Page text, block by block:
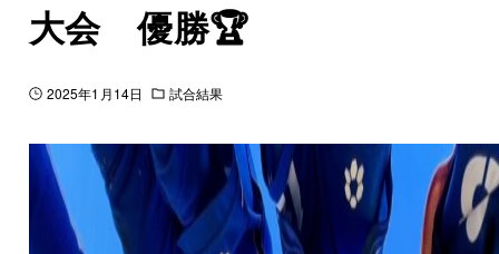
大会 優勝🏆
2025年1月14日 試合結果